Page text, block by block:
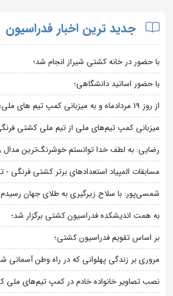
جدید ترین اخبار فدراسیون
با حضور در خانه کشتی شیراز انجام شد؛
با حضور اساتید دانشگاهی؛
از روز 19 مردادماه و به میزبانی کمپ تیم های ملی؛
میزبانی کمپ تیم‌های ملی از تیم ملی کشتی
رضایی: به لطف خدا توانستم خوشرنگ‌ترین
مسابقات المپیاد استعدادهای برتر کشتی فرنگی -
شمسی‌پور: با سلاح زیرگیری به طلای جهان رسیدم
به همت اندیشکده فدراسیون کشتی برگزار شد؛
بر اساس تقویم فدراسیون کشتی؛
مروری بر زندگی پهلوانی که در راه وطن آسمانی
نصب تصاویر خانواده خادم در کمپ تیم‌های ملی